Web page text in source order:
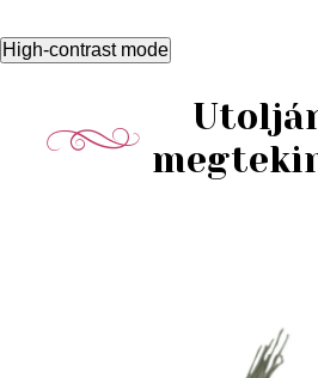
High-contrast mode